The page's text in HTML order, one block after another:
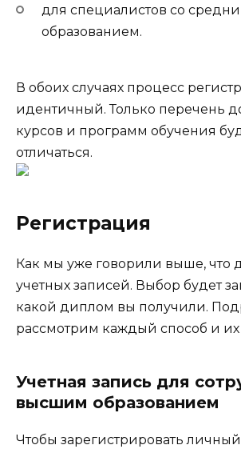
для специалистов со
образованием.
В обоих случаях процесс
идентичный. Только перечень
курсов и программ обучения
отличаться.
Регистрация
Как мы уже говорили выше, что
учетных записей. Выбор будет
какой диплом вы получили.
рассмотрим каждый способ и их
Учетная запись для
высшим образованием
Чтобы зарегистрировать